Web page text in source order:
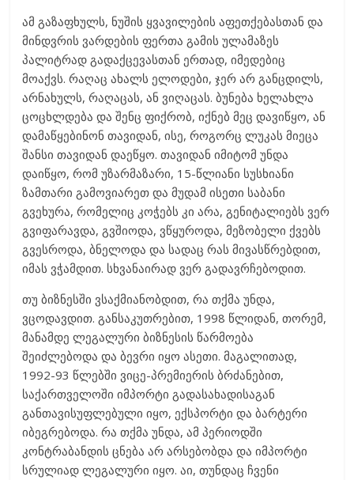
ამ გაზაფხულს, ნუშის ყვავილების აფეთქებასთან და
მინდვრის ვარდების ფერთა გამის ულამაზეს
პალიტრად გადაქცევასთან ერთად, იმედებიც
მოაქვს. რაღაც ახალს ელოდები, ჯერ არ განცდილს,
არნახულს, რაღაცას, ან ვიღაცას. ბუნება ხელახლა
ცოცხლდება და შენც ფიქრობ, იქნებ მეც დავიწყო, ან
დამაწყებინონ თავიდან, ისე, როგორც ლუკას მიეცა
შანსი თავიდან დაეწყო. თავიდან იმიტომ უნდა
დაიწყო, რომ უზარმაზარი, 15-წლიანი სუსხიანი
ზამთარი გამოვიარეთ და მუდამ ისეთი საბანი
გვეხურა, რომელიც კოჭებს კი არა, გენიტალიებს ვერ
გვიფარავდა, გვშიოდა, ვწყუროდა, მეზობელი ქვებს
გვესროდა, ბნელოდა და სადაც რას მივასწრებდით,
იმას ვჭამდით. სხვანაირად ვერ გადავრჩებოდით.
თუ ბიზნესში ვსაქმიანობდით, რა თქმა უნდა,
ვცოდავდით. განსაკუთრებით, 1998 წლიდან, თორემ,
მანამდე ლეგალური ბიზნესის წარმოება
შეიძლებოდა და ბევრი იყო ასეთი. მაგალითად,
1992-93 წლებში ვიცე-პრემიერის ბრძანებით,
საქართველოში იმპორტი გადასახადისაგან
განთავისუფლებული იყო, ექსპორტი და ბარტერი
იბეგრებოდა. რა თქმა უნდა, ამ პერიოდში
კონტრაბანდის ცნება არ არსებობდა და იმპორტი
სრულიად ლეგალური იყო. აი, თუნდაც ჩვენი